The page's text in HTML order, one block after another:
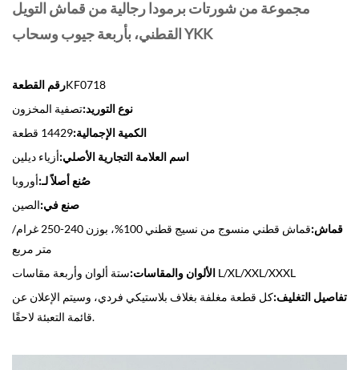
مجموعة من شورتات برمودا رجالية من قماش التويل
القطني، بأربعة جيوب وسحاب YKK
رقم القطعةKF0718
نوع التوريد:تصفية المخزون
الكمية الإجمالية:14429 قطعة
اسم العلامة التجارية الأصلي:أزياء ديلين
صُنع أصلاً لـ:أوروبا
صنع في:الصين
قماش:
قماش قطني منسوج من نسيج قطني 100%، بوزن 240-250 غرام/
متر مربع
الألوان والمقاسات: ستة ألوان وأربعة مقاسات L/XL/XXL/XXXL
تفاصيل التغليف:كل قطعة مغلفة بغلاف بلاستيكي فردي، وسيتم الإعلان عن
قائمة التعبئة لاحقًا.